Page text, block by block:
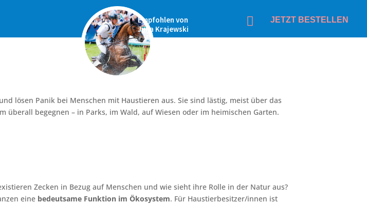
Empfohlen von
Julia Krajewski
 JETZT BESTELLEN
lösen Panik bei Menschen mit Haustieren aus. Sie sind lästig, meist über das
begegnen – in Parks, im Wald, auf Wiesen oder im heimischen Garten.
Zecken in Bezug auf Menschen und wie sieht ihre Rolle in der Natur aus?
eine bedeutsame Funktion im Ökosystem. Für Haustierbesitzer/innen ist